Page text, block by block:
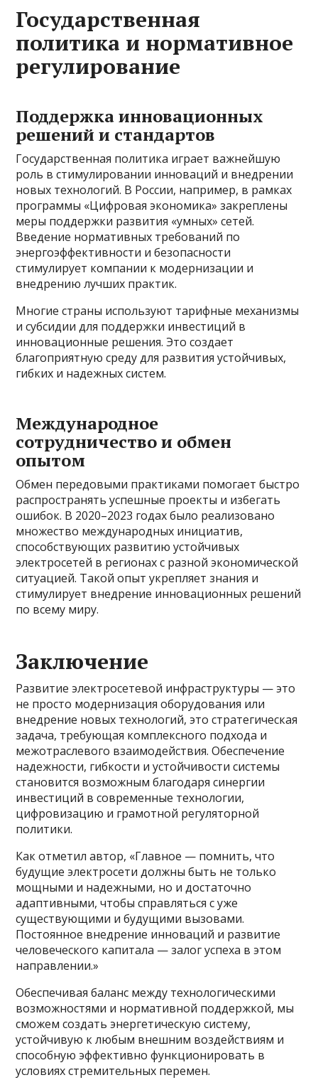
Государственная
политика и нормативное
регулирование
Поддержка инновационных
решений и стандартов
Государственная политика играет важнейшую
роль в стимулировании инноваций и внедрении
новых технологий. В России, например, в рамках
программы «Цифровая экономика» закреплены
меры поддержки развития «умных» сетей.
Введение нормативных требований по
энергоэффективности и безопасности
стимулирует компании к модернизации и
внедрению лучших практик.
Многие страны используют тарифные механизмы
и субсидии для поддержки инвестиций в
инновационные решения. Это создает
благоприятную среду для развития устойчивых,
гибких и надежных систем.
Международное
сотрудничество и обмен
опытом
Обмен передовыми практиками помогает быстро
распространять успешные проекты и избегать
ошибок. В 2020–2023 годах было реализовано
множество международных инициатив,
способствующих развитию устойчивых
электросетей в регионах с разной экономической
ситуацией. Такой опыт укрепляет знания и
стимулирует внедрение инновационных решений
по всему миру.
Заключение
Развитие электросетевой инфраструктуры — это
не просто модернизация оборудования или
внедрение новых технологий, это стратегическая
задача, требующая комплексного подхода и
межотраслевого взаимодействия. Обеспечение
надежности, гибкости и устойчивости системы
становится возможным благодаря синергии
инвестиций в современные технологии,
цифровизацию и грамотной регуляторной
политики.
Как отметил автор, «Главное — помнить, что
будущие электросети должны быть не только
мощными и надежными, но и достаточно
адаптивными, чтобы справляться с уже
существующими и будущими вызовами.
Постоянное внедрение инноваций и развитие
человеческого капитала — залог успеха в этом
направлении.»
Обеспечивая баланс между технологическими
возможностями и нормативной поддержкой, мы
сможем создать энергетическую систему,
устойчивую к любым внешним воздействиям и
способную эффективно функционировать в
условиях стремительных перемен.